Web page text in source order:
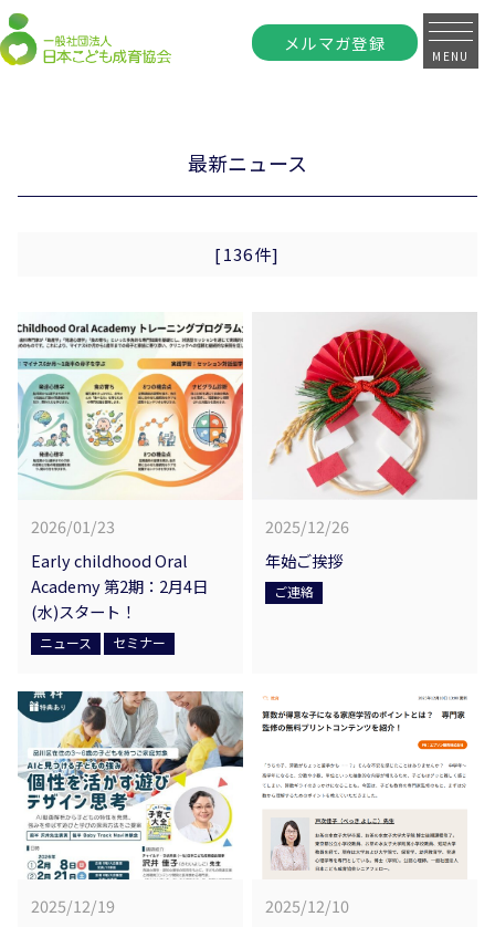
メルマガ登録
MENU
最新ニュース
[136件]
2026/01/23
Early childhood Oral
Academy 第2期：2月4日
(水)スタート！
ニュース セミナー
2025/12/26
年始ご挨拶
ご連絡
2025/12/19
2025/12/10